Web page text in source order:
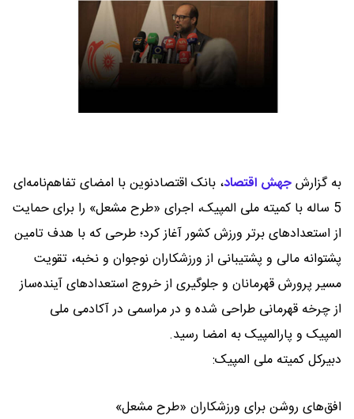
به گزارشجهش اقتصاد، بانک اقتصادنوین با امضای تفاهم‌نامه‌ای
5 ساله با کمیته ملی المپیک، اجرای «طرح مشعل» را برای حمایت
از استعدادهای برتر ورزش کشور آغاز کرد؛ طرحی که با هدف تامین
پشتوانه مالی و پشتیبانی از ورزشکاران نوجوان و نخبه، تقویت
مسیر پرورش قهرمانان و جلوگیری از خروج استعدادهای آینده‌ساز
از چرخه قهرمانی طراحی شده و در مراسمی در آکادمی ملی
المپیک و پارالمپیک به امضا رسید.
دبیرکل کمیته ملی المپیک:
افق‌های روشن برای ورزشکاران «طرح مشعل»